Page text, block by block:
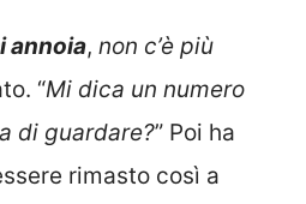
annoia, non c’è più
“Mi dica un numero
di guardare?” Poi ha
rimasto così a